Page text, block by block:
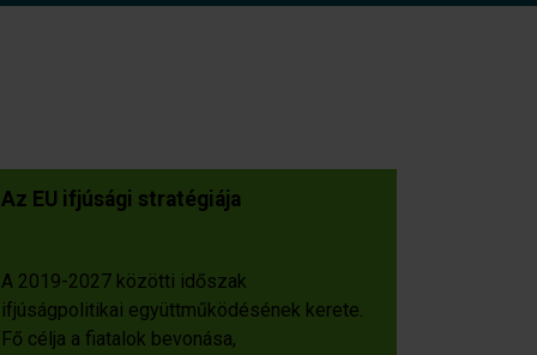
Az EU ifjúsági stratégiája
A 2019-2027 közötti időszak
ifjúságpolitikai együttműködésének kerete.
Fő célja a fiatalok bevonása,